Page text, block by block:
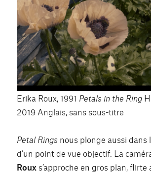
Erika Roux, 1991 Petals in the Ring
2019 Anglais, sans sous-titre
Petal Rings nous plonge aussi dans
d’un point de vue objectif. La
Roux s’approche en gros plan, flirte